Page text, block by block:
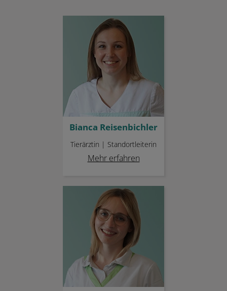
Bianca Reisenbichler
Bianca Reisenbichler
Tierärztin | Standortleiterin
Mehr erfahren
Cora Sauckel